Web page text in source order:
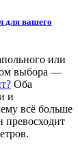
для вашего
или
выбора —
Оба
и
всё больше
превосходит